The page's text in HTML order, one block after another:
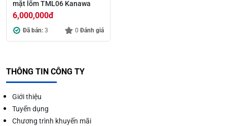
mặt lõm TML06 Kanawa
6,000,000đ
Đã bán: 3 0 Đánh giá
THÔNG TIN CÔNG TY
Giới thiệu
Tuyển dụng
Chương trình khuyến mãi